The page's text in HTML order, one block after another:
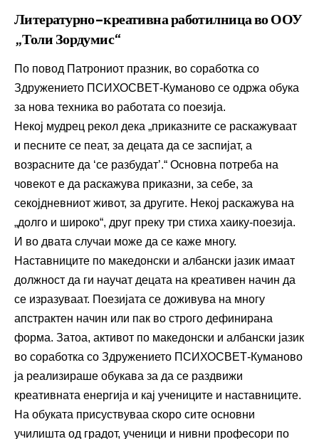
Литературно-креативна работилница во ООУ
„Толи Зордумис“
По повод Патрониот празник, во соработка со
Здружението ПСИХОСВЕТ-Куманово се одржа обука
за нова техника во работата со поезија.
Некој мудрец рекол дека „приказните се раскажуваат
и песните се пеат, за децата да се заспијат, а
возрасните да ‘се разбудат’.“ Основна потреба на
човекот е да раскажува приказни, за себе, за
секојдневниот живот, за другите. Некој раскажува на
„долго и широко“, друг преку три стиха хаику-поезија.
И во двата случаи може да се каже многу.
Наставниците по македонски и албански јазик имаат
должност да ги научат децата на креативен начин да
се изразуваат. Поезијата се доживува на многу
апстрактен начин или пак во строго дефинирана
форма. Затоа, активот по македонски и албански јазик
во соработка со Здружението ПСИХОСВЕТ-Куманово
ја реализираше обукава за да се раздвижи
креативната енергија и кај учениците и наставниците.
На обуката присуствуваа скоро сите основни
училишта од градот, ученици и нивни професори по